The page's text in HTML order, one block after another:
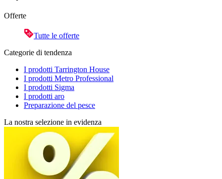
Offerte
Tutte le offerte
Categorie di tendenza
I prodotti Tarrington House
I prodotti Metro Professional
I prodotti Sigma
I prodotti aro
Preparazione del pesce
La nostra selezione in evidenza